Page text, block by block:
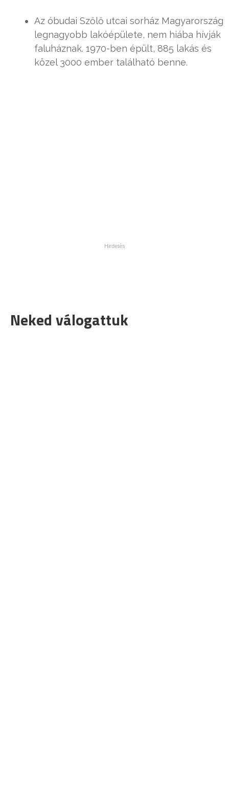
Az óbudai Szőlő utcai sorház Magyarország
legnagyobb lakóépülete, nem hiába hívják
faluháznak. 1970-ben épült, 885 lakás és
közel 3000 ember található benne.
Neked válogattuk